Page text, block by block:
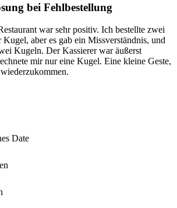
bei Fehlbestellung
war sehr positiv. Ich bestellte zwei
Kugel, aber es gab ein Missverständnis, und
Kugeln. Der Kassierer war äußerst
mir nur eine Kugel. Eine kleine Geste,
Date